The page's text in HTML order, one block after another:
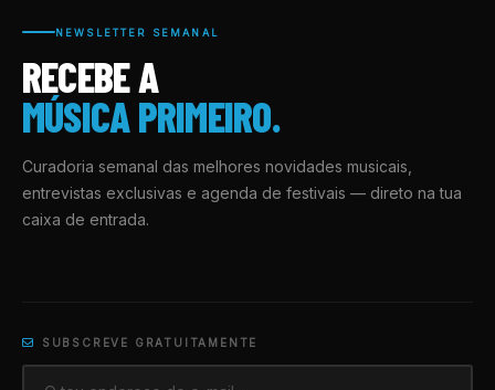
NEWSLETTER SEMANAL
RECEBE A
MÚSICA PRIMEIRO.
Curadoria semanal das melhores novidades musicais,
entrevistas exclusivas e agenda de festivais — direto na tua
caixa de entrada.
SUBSCREVE GRATUITAMENTE